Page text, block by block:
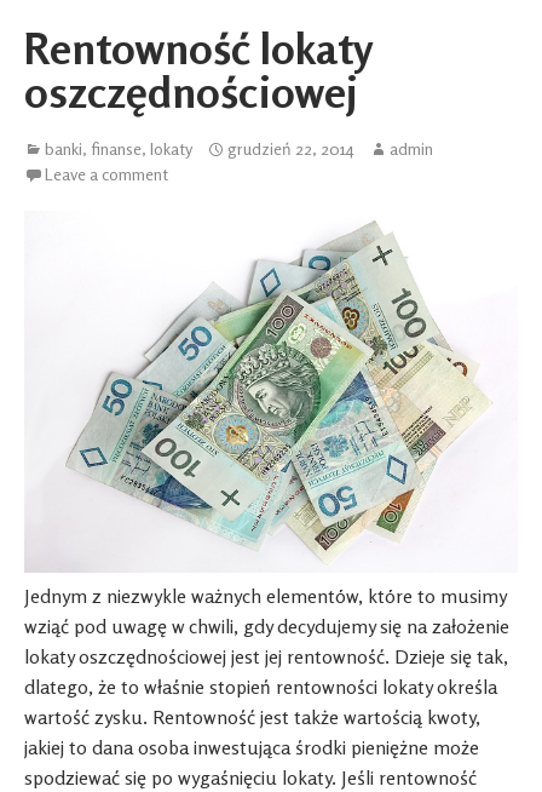
Rentowność lokaty
oszczędnościowej
banki, finanse, lokaty grudzień 22, 2014
admin
Leave a comment
Jednym z niezwykle ważnych elementów, które to musimy
wziąć pod uwagę w chwili, gdy decydujemy się na założenie
lokaty oszczędnościowej jest jej rentowność. Dzieje się tak,
dlatego, że to właśnie stopień rentowności lokaty określa
wartość zysku. Rentowność jest także wartością kwoty,
jakiej to dana osoba inwestująca środki pieniężne może
spodziewać się po wygaśnięciu lokaty. Jeśli rentowność